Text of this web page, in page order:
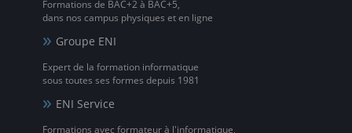
Formations de BAC+2 à BAC+5,
dans nos campus physiques et en ligne
Groupe ENI
Expert de la formation informatique
sous toutes ses formes depuis 1981
ENI Service
Formations avec formateur à l'informatique,